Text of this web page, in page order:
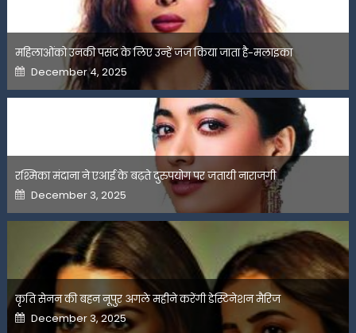
महिलाओंको उनकी पसंद के लिए उन्हें जज किया जाता है-मलाइका
Posted
on
December 4, 2025
रश्मिका मंदाना ने एआई के बढ़ते दुरुपयोग पर जतायी नाराजगी
Posted
on
December 3, 2025
कृति सेनन की बहन नूपुर अगले महीने करेंगी डेस्टिनेशन मैरिज
Posted
on
December 3, 2025